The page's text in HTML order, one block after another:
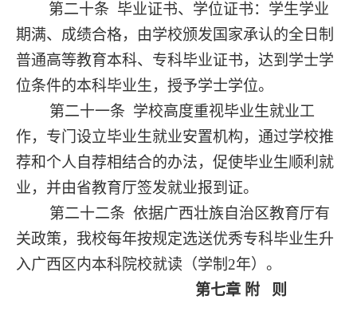
第二十条 毕业证书、学位证书：学生学业
期满、成绩合格，由学校颁发国家承认的全日制
普通高等教育本科、专科毕业证书，达到学士学
位条件的本科毕业生，授予学士学位。
第二十一条 学校高度重视毕业生就业工
作，专门设立毕业生就业安置机构，通过学校推
荐和个人自荐相结合的办法，促使毕业生顺利就
业，并由省教育厅签发就业报到证。
第二十二条 依据广西壮族自治区教育厅有
关政策，我校每年按规定选送优秀专科毕业生升
入广西区内本科院校就读（学制 2年）。
第七章 附 则